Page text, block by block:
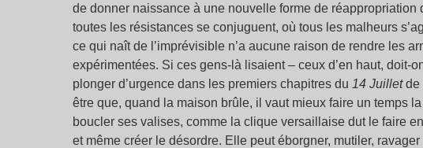
de donner naissance à une nouvelle forme de réappropriation
toutes les résistances se conjuguent, où tous les malheurs
ce qui naît de l’imprévisible n’a aucune raison de rendre les
expérimentées. Si ces gens-là lisaient – ceux d’en haut, doit-
plonger d’urgence dans les premiers chapitres du 14 Juilletde
être que, quand la maison brûle, il vaut mieux faire un temps
boucler ses valises, comme la clique versaillaise dut le faire
et même créer le désordre. Elle peut éborgner, mutiler,